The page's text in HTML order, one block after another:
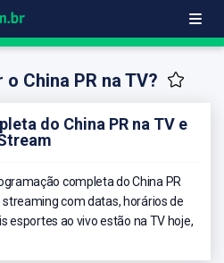
China PR na TV?
do China PR na TV e
completa do China PR
com datas, horários de
esportes ao vivo estão na TV hoje,